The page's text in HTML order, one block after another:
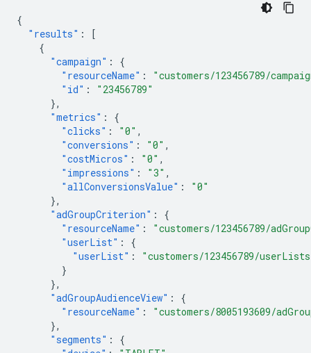
{
"results" :
[
{
"campaign" :
{
"resourceName" :
"customers/123456789/
"id" :
"23456789"
},
"metrics" :
{
"clicks" : "0" ,
"conversions" : "0" ,
"costMicros" : "0" ,
"impressions" : "3" ,
"allConversionsValue" :
"0"
},
"adGroupCriterion" :
{
"resourceName" :
"customers/123456789/
"userList" :
{
"userList" :
"customers/123456789/
}
},
"adGroupAudienceView" :
{
"resourceName" :
"customers/8005193609/
},
"segments" :
{